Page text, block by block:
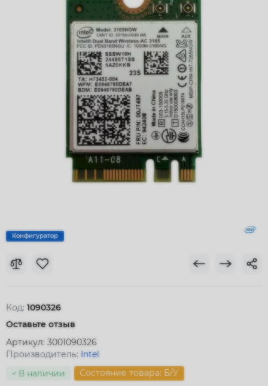
Конфигуратор
Код: 1090326
Оставьте отзыв
Артикул: 3001090326
Производитель: Intel
В наличии
Состояние товара: Б/У